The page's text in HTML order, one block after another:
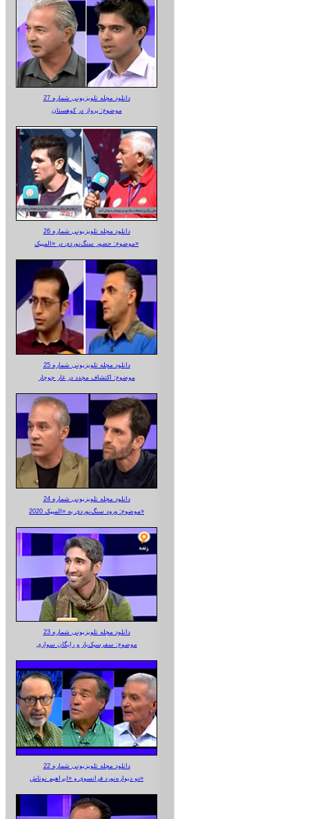
دانلود مجله تلویزیونی شماره 27
موضوع: پرواز در کوهستان
دانلود مجله تلویزیونی شماره 26
موضوع: حضور سنگ‌نوردی در «المپیک»
دانلود مجله تلویزیونی شماره 25
موضوع: اکتشاف مجدد در غار جوجار
دانلود مجله تلویزیونی شماره 24
موضوع: ورود سنگ‌نوردی به «المپیک 2020»
دانلود مجله تلویزیونی شماره 23
موضوع: سفرسبک‌بار و رایگان سواری
دانلود مجله تلویزیونی شماره 22
دو دیواره‌نورد فرانسوی و «ابراهیم نوتاش»